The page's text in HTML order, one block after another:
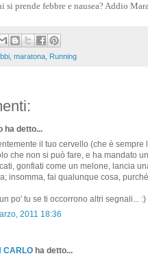
si prende febbre e nausea? Addio
maratona Running
ha detto...
il tuo cervello (che è
che non si può fare, e ha mandato
gonfiati come un melone, lancia
insomma, fai qualunque cosa,
po' tu se ti occorrono altri segnali... :)
2011 18:36
CARLO ha detto...